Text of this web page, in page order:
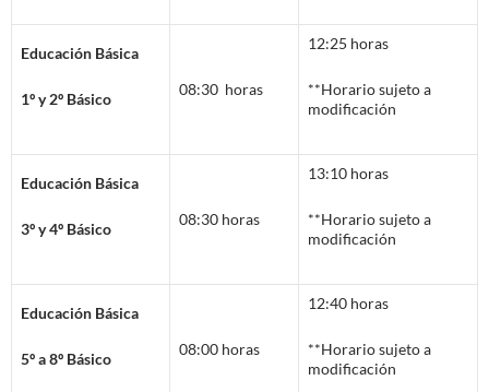
Educación Básica
1º y 2º Básico
08:30 horas
12:25 horas
**Horario sujeto a
modificación
Educación Básica
3º y 4º Básico
08:30 horas
13:10 horas
**Horario sujeto a
modificación
Educación Básica
5º a 8º Básico
08:00 horas
12:40 horas
**Horario sujeto a
modificación